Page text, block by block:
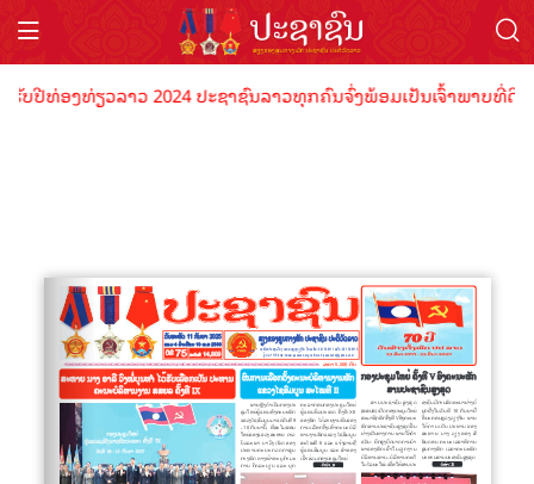
ບປີທ່ອງທ່ຽວລາວ 2024 ປະຊາຊົນລາວທຸກຄົນຈົ່ງພ້ອມເປັນເຈົ້າພາບທີ່ດີ